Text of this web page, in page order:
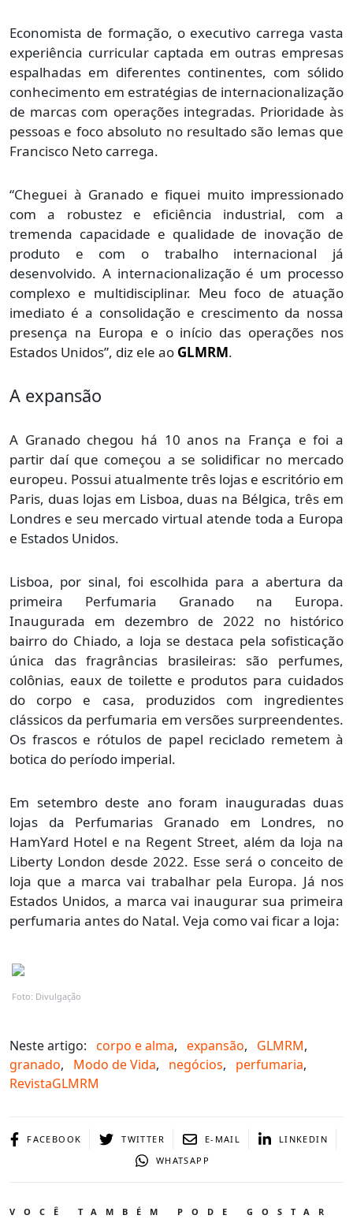
Economista de formação, o executivo carrega vasta
experiência curricular captada em outras empresas
espalhadas em diferentes continentes, com sólido
conhecimento em estratégias de internacionalização
de marcas com operações integradas. Prioridade às
pessoas e foco absoluto no resultado são lemas que
Francisco Neto carrega.
“Cheguei à Granado e fiquei muito impressionado
com a robustez e eficiência industrial, com a
tremenda capacidade e qualidade de inovação de
produto e com o trabalho internacional já
desenvolvido. A internacionalização é um processo
complexo e multidisciplinar. Meu foco de atuação
imediato é a consolidação e crescimento da nossa
presença na Europa e o início das operações nos
Estados Unidos”, diz ele ao GLMRM.
A expansão
A Granado chegou há 10 anos na França e foi a
partir daí que começou a se solidificar no mercado
europeu. Possui atualmente três lojas e escritório em
Paris, duas lojas em Lisboa, duas na Bélgica, três em
Londres e seu mercado virtual atende toda a Europa
e Estados Unidos.
Lisboa, por sinal, foi escolhida para a abertura da
primeira Perfumaria Granado na Europa.
Inaugurada em dezembro de 2022 no histórico
bairro do Chiado, a loja se destaca pela sofisticação
única das fragrâncias brasileiras: são perfumes,
colônias, eaux de toilette e produtos para cuidados
do corpo e casa, produzidos com ingredientes
clássicos da perfumaria em versões surpreendentes.
Os frascos e rótulos de papel reciclado remetem à
botica do período imperial.
Em setembro deste ano foram inauguradas duas
lojas da Perfumarias Granado em Londres, no
HamYard Hotel e na Regent Street, além da loja na
Liberty London desde 2022. Esse será o conceito de
loja que a marca vai trabalhar pela Europa. Já nos
Estados Unidos, a marca vai inaugurar sua primeira
perfumaria antes do Natal. Veja como vai ficar a loja:
Foto: Divulgação
Neste artigo: corpo e alma, expansão, GLMRM,
granado, Modo de Vida, negócios, perfumaria,
RevistaGLMRM
FACEBOOK TWITTER E-MAIL
LINKEDIN
WHATSAPP
VOCÊ TAMBÉM PODE GOSTAR